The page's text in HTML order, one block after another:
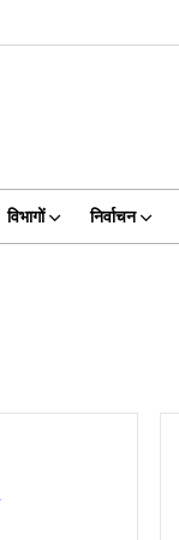
विभागों निर्वाचन